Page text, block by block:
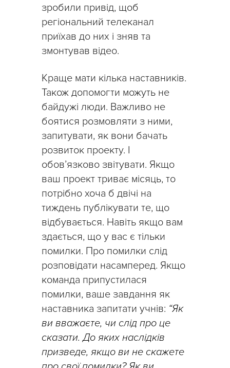
зробили привід, щоб
регіональний телеканал
приїхав до них і зняв та
змонтував відео.
Краще мати кілька наставників.
Також допомогти можуть не
байдужі люди. Важливо не
боятися розмовляти з ними,
запитувати, як вони бачать
розвиток проекту. І
обов’язково звітувати. Якщо
ваш проект триває місяць, то
потрібно хоча б двічі на
тиждень публікувати те, що
відбувається. Навіть якщо вам
здається, що у вас є тільки
помилки. Про помилки слід
розповідати насамперед. Якщо
команда припустилася
помилки, ваше завдання як
наставника запитати учнів: “Як
ви вважаєте, чи слід про це
сказати. До яких наслідків
призведе, якщо ви не скажете